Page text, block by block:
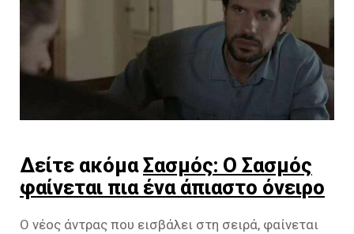
Δείτε ακόμαΣασμός: Ο Σασμός
φαίνεται πια ένα άπιαστο όνειρο
Ο νέος άντρας που εισβάλει στη σειρά, φαίνεται